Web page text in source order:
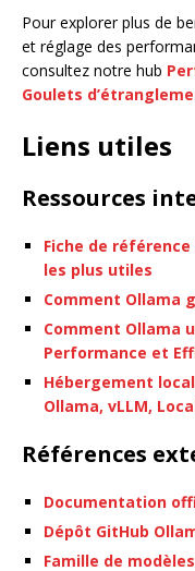
Pour explorer plus de
et réglage des
consultez notre hub
Goulets
Liens utiles
Ressources
Fiche de
les plus utiles
Comment Ollama
Comment Ollama
Performance et
Hébergement
Ollama, vLLM,
Références
Documentation
Dépôt GitHub
Famille de